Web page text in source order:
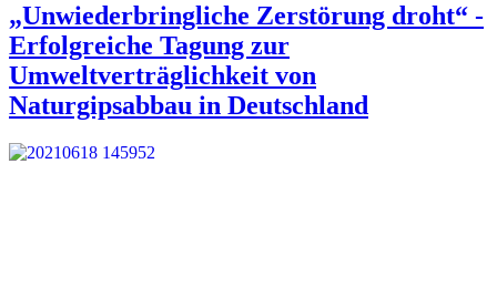
„Unwiederbringliche Zerstörung droht“ -
Erfolgreiche Tagung zur
Umweltverträglichkeit von
Naturgipsabbau in Deutschland